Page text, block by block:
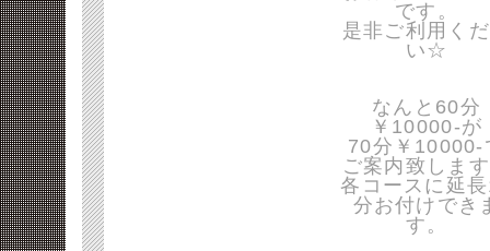
です。
是非ご利用く
い☆
なんと60分
￥10000-が
70分￥10000-
ご案内致しま
各コースに延
分お付けでき
す。